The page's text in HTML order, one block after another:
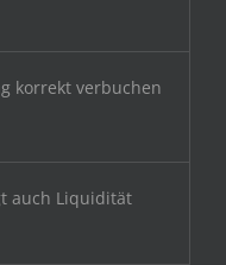
korrekt verbuchen
auch Liquidität